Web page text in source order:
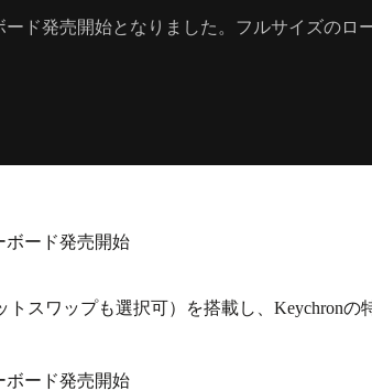
ド発売開始となりました。フルサイズのロ
トスワップも選択可）を搭載し、Keychron